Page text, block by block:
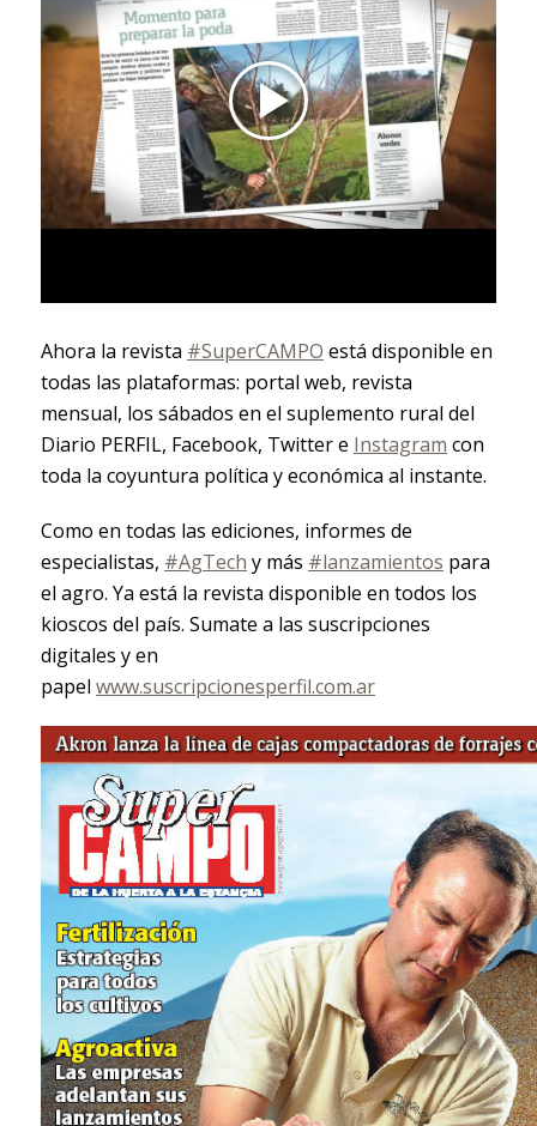
Ahora la revista #SuperCAMPO está disponible en
todas las plataformas: portal web, revista
mensual, los sábados en el suplemento rural del
Diario PERFIL, Facebook, Twitter e Instagram con
toda la coyuntura política y económica al instante.
Como en todas las ediciones, informes de
especialistas, #AgTech y más #lanzamientos para
el agro. Ya está la revista disponible en todos los
kioscos del país. Sumate a las suscripciones
digitales y en
papel www.suscripcionesperfil.com.ar